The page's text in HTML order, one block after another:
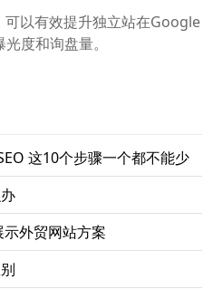
可以有效提升独立站在Google
度和询盘量。
这10个步骤一个都不能少
外贸网站方案